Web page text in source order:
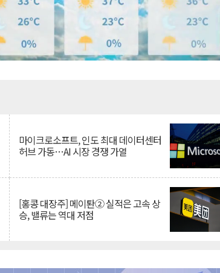
마이크로소프트, 인도 최대 데이터센터
허브 가동…AI 시장 경쟁 가열
[홍콩 대장주] 메이퇀② 실적은 고속 상
승, 밸류는 역대 저점